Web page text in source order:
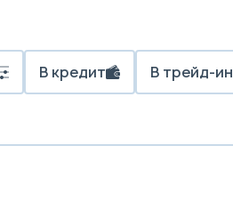
В кредит В трейд-ин